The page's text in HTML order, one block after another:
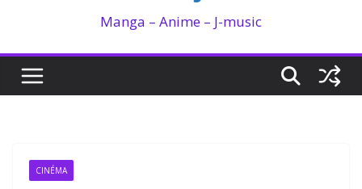
Manga – Anime – J-music
CINÉMA